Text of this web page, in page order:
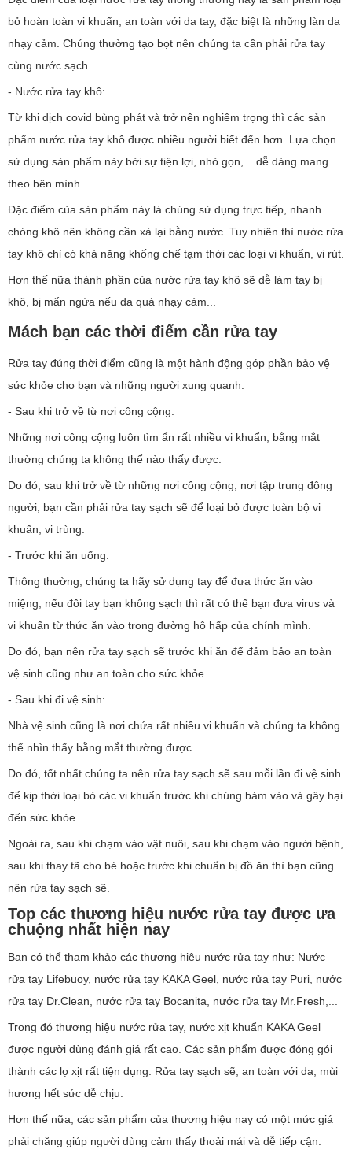
bỏ hoàn toàn vi khuẩn, an toàn với da tay, đặc biệt là những làn da
nhạy cảm. Chúng thường tạo bọt nên chúng ta cần phải rửa tay
cùng nước sạch
- Nước rửa tay khô:
Từ khi dịch covid bùng phát và trở nên nghiêm trọng thì các sản
phẩm nước rửa tay khô được nhiều người biết đến hơn. Lựa chọn
sử dụng sản phẩm này bởi sự tiện lợi, nhỏ gọn,... dễ dàng mang
theo bên mình.
Đặc điểm của sản phẩm này là chúng sử dụng trực tiếp, nhanh
chóng khô nên không cần xả lại bằng nước. Tuy nhiên thì nước rửa
tay khô chỉ có khả năng khống chế tạm thời các loại vi khuẩn, vi rút.
Hơn thế nữa thành phần của nước rửa tay khô sẽ dễ làm tay bị
khô, bị mẩn ngứa nếu da quá nhạy cảm...
Mách bạn các thời điểm cần rửa tay
Rửa tay đúng thời điểm cũng là một hành động góp phần bảo vệ
sức khỏe cho bạn và những người xung quanh:
- Sau khi trở về từ nơi công cộng:
Những nơi công cộng luôn tìm ẩn rất nhiều vi khuẩn, bằng mắt
thường chúng ta không thể nào thấy được.
Do đó, sau khi trở về từ những nơi công cộng, nơi tập trung đông
người, bạn cần phải rửa tay sạch sẽ để loại bỏ được toàn bộ vi
khuẩn, vi trùng.
- Trước khi ăn uống:
Thông thường, chúng ta hãy sử dụng tay để đưa thức ăn vào
miệng, nếu đôi tay bạn không sạch thì rất có thể bạn đưa virus và
vi khuẩn từ thức ăn vào trong đường hô hấp của chính mình.
Do đó, bạn nên rửa tay sạch sẽ trước khi ăn để đảm bảo an toàn
vệ sinh cũng như an toàn cho sức khỏe.
- Sau khi đi vệ sinh:
Nhà vệ sinh cũng là nơi chứa rất nhiều vi khuẩn và chúng ta không
thể nhìn thấy bằng mắt thường được.
Do đó, tốt nhất chúng ta nên rửa tay sạch sẽ sau mỗi lần đi vệ sinh
để kịp thời loại bỏ các vi khuẩn trước khi chúng bám vào và gây hại
đến sức khỏe.
Ngoài ra, sau khi chạm vào vật nuôi, sau khi chạm vào người bệnh,
sau khi thay tã cho bé hoặc trước khi chuẩn bị đồ ăn thì bạn cũng
nên rửa tay sạch sẽ.
Top các thương hiệu nước rửa tay được ưa
chuộng nhất hiện nay
Bạn có thể tham khảo các thương hiệu nước rửa tay như: Nước
rửa tay Lifebuoy, nước rửa tay KAKA Geel, nước rửa tay Puri, nước
rửa tay Dr.Clean, nước rửa tay Bocanita, nước rửa tay Mr.Fresh,...
Trong đó thương hiệu nước rửa tay, nước xịt khuẩn KAKA Geel
được người dùng đánh giá rất cao. Các sản phẩm được đóng gói
thành các lọ xịt rất tiện dụng. Rửa tay sạch sẽ, an toàn với da, mùi
hương hết sức dễ chịu.
Hơn thế nữa, các sản phẩm của thương hiệu nay có một mức giá
phải chăng giúp người dùng cảm thấy thoải mái và dễ tiếp cận.